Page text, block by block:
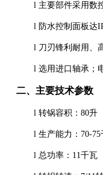
l 主要部件采用数
l 防水控制面板达
l 刀刃锋利耐用、
l 选用进口轴承；
二、主要技术参数
l 转锅容积： 80升
l 生产能力： 70-75
l 总功率： 11千瓦